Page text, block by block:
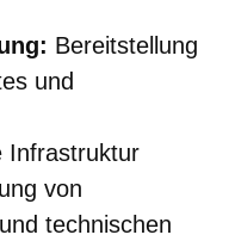
Bereitstellung
und
Infrastruktur
von
technischen